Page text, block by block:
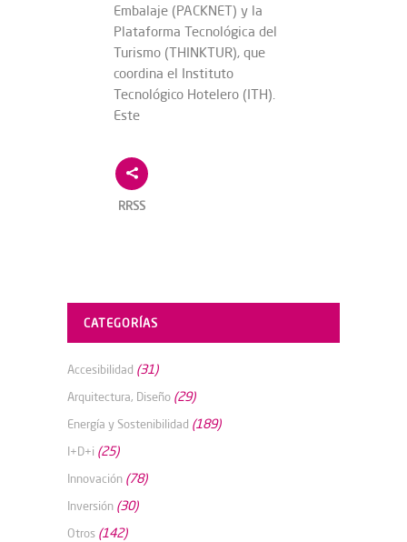
Embalaje (PACKNET) y la
Plataforma Tecnológica del
Turismo (THINKTUR), que
coordina el Instituto
Tecnológico Hotelero (ITH).
Este
RRSS
CATEGORÍAS
Accesibilidad (31)
Arquitectura, Diseño (29)
Energía y Sostenibilidad (189)
I+D+i (25)
Innovación (78)
Inversión (30)
Otros (142)